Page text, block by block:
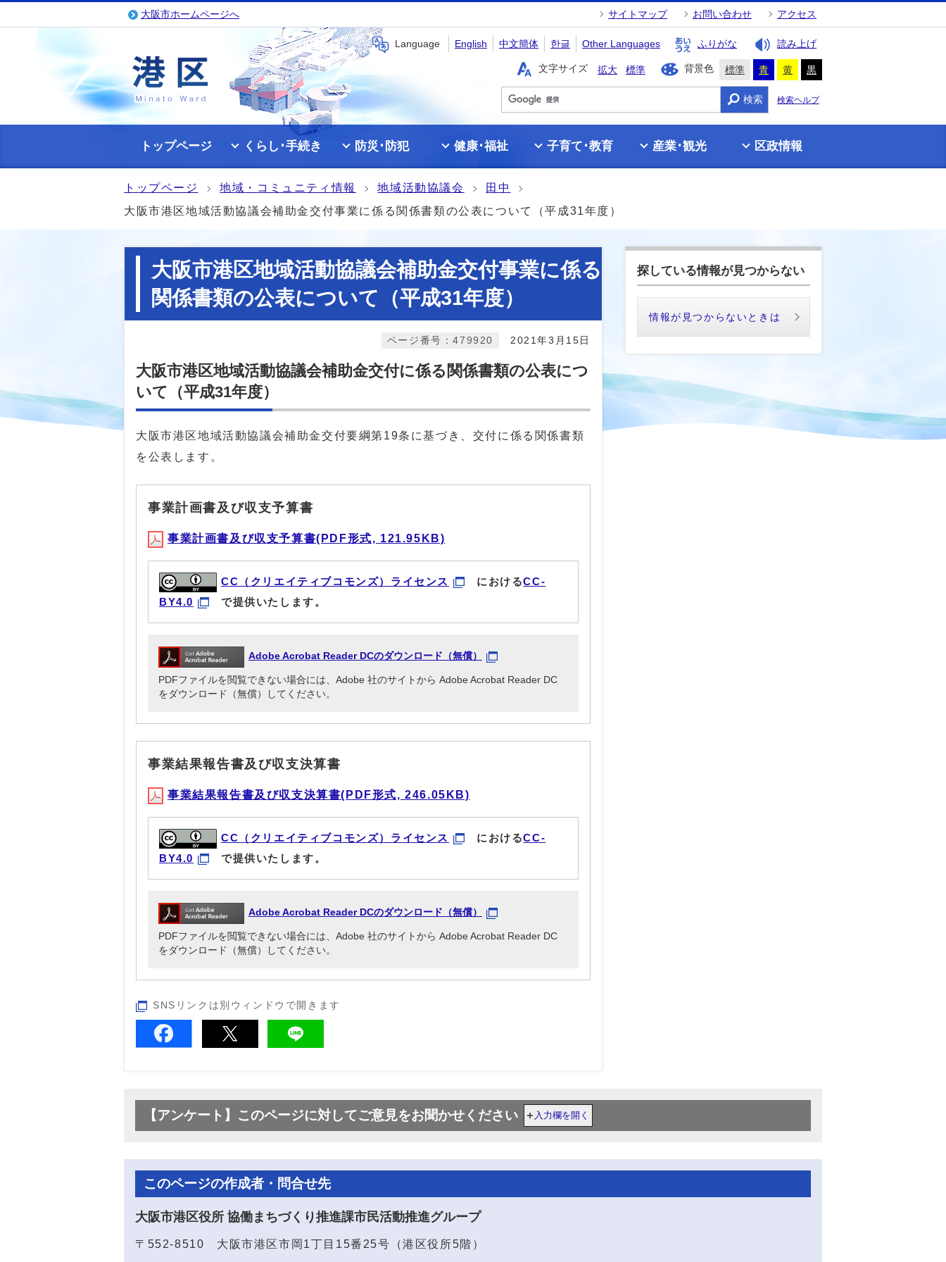
大阪市ホームページへ サイトマップ お問い合わせ アクセス
Language English 中文簡体 한글 Other Languages ふりがな 読み上げ
文字サイズ 拡大 標準 背景色 標準 青 黄 黒
検索 検索ヘルプ
トップページ くらし･手続き 防災･防犯 健康･福祉 子育て･教育 産業･観光 区政情報
トップページ 地域・コミュニティ情報 地域活動協議会
田中
大阪市港区地域活動協議会補助金交付事業に係る関係書類の公表について（平成31年度）
大阪市港区地域活動協議会補助金交付事業に係る
関係書類の公表について（平成31年度）
2021年3月15日
ページ番号：479920
大阪市港区地域活動協議会補助金交付に係る関係書類の公表につ
いて（平成31年度）
大阪市港区地域活動協議会補助金交付要綱第19条に基づき、交付に係る関係書類
を公表します。
事業計画書及び収支予算書
事業計画書及び収支予算書(PDF形式, 121.95KB)
CC（クリエイティブコモンズ）ライセンス におけるCC-
BY4.0
で提供いたします。
Adobe Acrobat Reader DCのダウンロード（無償）
PDFファイルを閲覧できない場合には、Adobe 社のサイトから Adobe Acrobat Reader DC
をダウンロード（無償）してください。
事業結果報告書及び収支決算書
事業結果報告書及び収支決算書(PDF形式, 246.05KB)
CC（クリエイティブコモンズ）ライセンス におけるCC-
BY4.0
で提供いたします。
Adobe Acrobat Reader DCのダウンロード（無償）
PDFファイルを閲覧できない場合には、Adobe 社のサイトから Adobe Acrobat Reader DC
をダウンロード（無償）してください。
SNSリンクは別ウィンドウで開きます
探している情報が見つからない
情報が見つからないときは
【アンケート】このページに対してご意見をお聞かせください 入力欄を開く
このページの作成者・問合せ先
大阪市港区役所 協働まちづくり推進課市民活動推進グループ
〒552-8510 大阪市港区市岡1丁目15番25号（港区役所5階）